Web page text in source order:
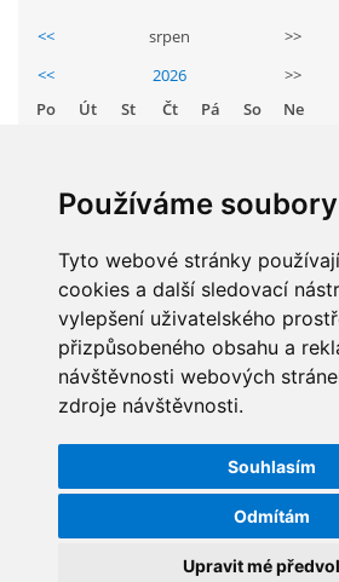
Používáme
Tyto webové stránky
cookies a další sledovací
vylepšení uživatelského
přizpůsobeného obsahu a
návštěvnosti webových
zdroje návštěvnosti.
Souhlasím
Odmítám
Upravit mé
JAK MOTIVOVAT DÍTĚ KE ČTENÍ
REZERVAČNÍ SYSTÉM SPORTOVNÍ
ŠKOLNÍ PORADENSKÉ PRACOVIŠTĚ
NAUČNÁ STEZKA ZBRASLAV
<< srpen
>>
<<
2026
>>
Po
Út St Čt Pá So
Ne
11 12 13 14 15
16
18 19 20 21 22
23
25 26 27 28 29
30
STATISTIKY